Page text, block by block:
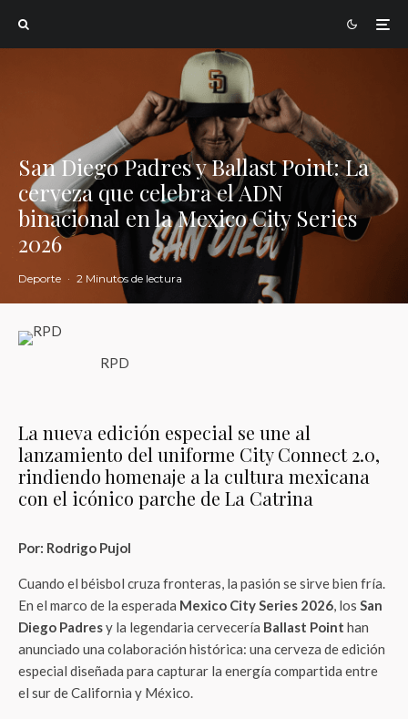
San Diego Padres y Ballast Point: La
cerveza que celebra el ADN
binacional en la Mexico City Series
2026
Deporte · 2 Minutos de lectura
RPD
La nueva edición especial se une al
lanzamiento del uniforme City Connect 2.0,
rindiendo homenaje a la cultura mexicana
con el icónico parche de La Catrina
Por: Rodrigo Pujol
Cuando el béisbol cruza fronteras, la pasión se sirve bien fría.
En el marco de la esperada Mexico City Series 2026, los San
Diego Padresy la legendaria cervecería Ballast Point han
anunciado una colaboración histórica: una cerveza de edición
especial diseñada para capturar la energía compartida entre
el sur de California y México.